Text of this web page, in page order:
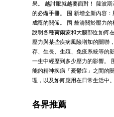
果。 越討厭就越要面對！ 薩波
的必備手冊。 围 新增全新內容
成癮的關係。 围 釐清關於壓力
說明各種荷爾蒙和大腦部位如何
壓力與某些疾病風險增加的關聯
存、生長、生殖、免疫系統等的
一生中經歷到多少壓力的影響。
能的精神疾病「憂鬱症」之間的
理，以及如何應用在日常生活中。
各界推薦